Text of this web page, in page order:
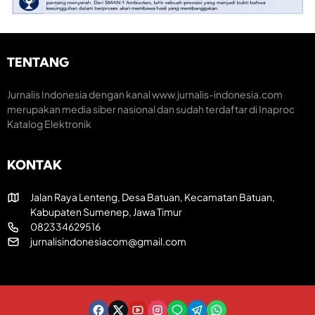
m
i
K
a
i
f
e
n
t
H
T
k
-
a
r
a
R
I
TENTANG
Jurnalis Indonesia dengan kanal www.jurnalis-indonesia.com
merupakan media siber nasional dan sudah terdaftar di Inaproc
Katalog Elektronik
KONTAK
Jalan Raya Lenteng, Desa Batuan, Kecamatan Batuan,
Kabupaten Sumenep, Jawa Timur
082334629516
jurnalisindonesiacom@gmail.com